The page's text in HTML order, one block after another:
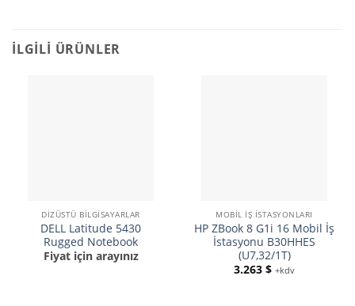
İLGILI ÜRÜNLER
DIZÜSTÜ BILGISAYARLAR
DELL Latitude 5430
Rugged Notebook
Fiyat için arayınız
MOBIL İŞ İSTASYONLARI
HP ZBook 8 G1i 16 Mobil İş
İstasyonu B30HHES
(U7,32/1T)
3.263 $ +kdv